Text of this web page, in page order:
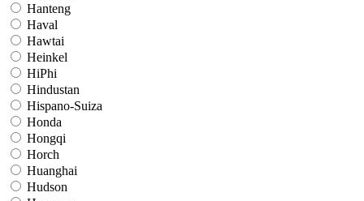
Hanteng
Haval
Hawtai
Heinkel
HiPhi
Hindustan
Hispano-Suiza
Honda
Hongqi
Horch
Huanghai
Hudson